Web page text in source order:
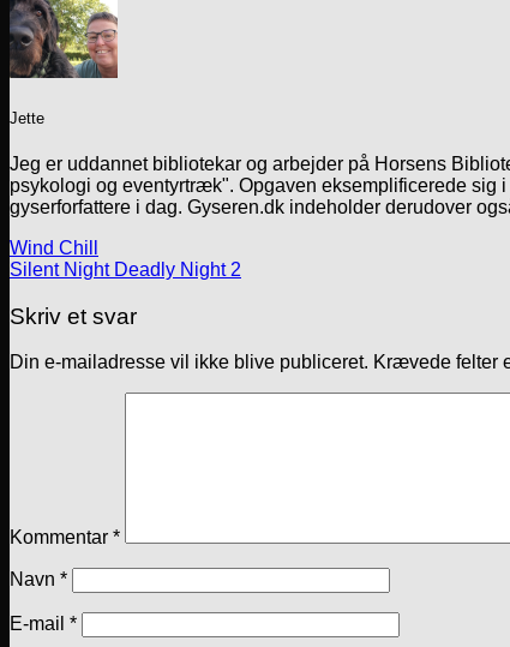
Jette
Jeg er uddannet bibliotekar og arbejder på Horsens
psykologi og eventyrtræk". Opgaven eksemplificerede sig
gyserforfattere i dag. Gyseren.dk indeholder derudover
Wind Chill
Silent Night Deadly Night 2
Skriv et svar
Din e-mailadresse vil ikke blive publiceret. Krævede felter
Kommentar *
Navn *
E-mail *